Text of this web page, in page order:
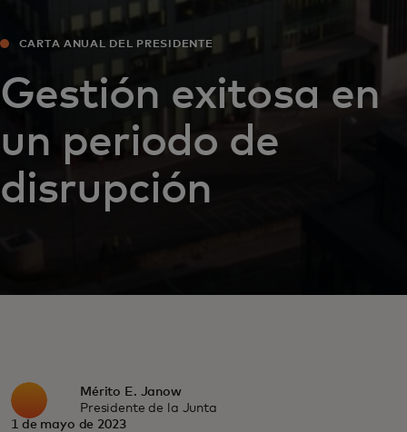
CARTA ANUAL DEL PRESIDENTE
Gestión exitosa en
un periodo de
disrupción
Mérito E. Janow
Presidente de la Junta
1 de mayo de 2023